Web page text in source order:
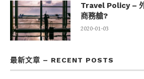
Travel Policy –
商務艙?
2020-01-03
最新文章 – RECENT POSTS